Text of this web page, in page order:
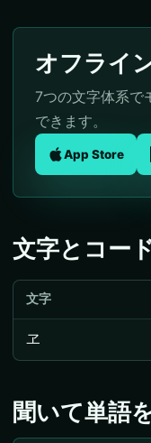
オフライ
7つの文字体系で
できます。
App Store
文字とコー
文字
ヱ
聞いて単語